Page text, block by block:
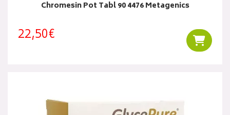
Chromesin Pot Tabl 90 4476 Metagenics
22,50€